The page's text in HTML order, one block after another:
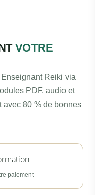
VOTRE
Reiki via
PDF, audio et
avec 80 % de bonnes
paiement